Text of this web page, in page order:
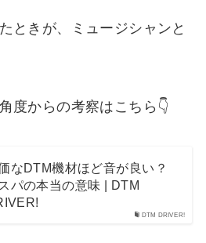
ときが、ミュージシャンと
度からの考察はこちら👇
DTM DRIVER!
なDTM機材ほど音が良い？
パの本当の意味 | DTM